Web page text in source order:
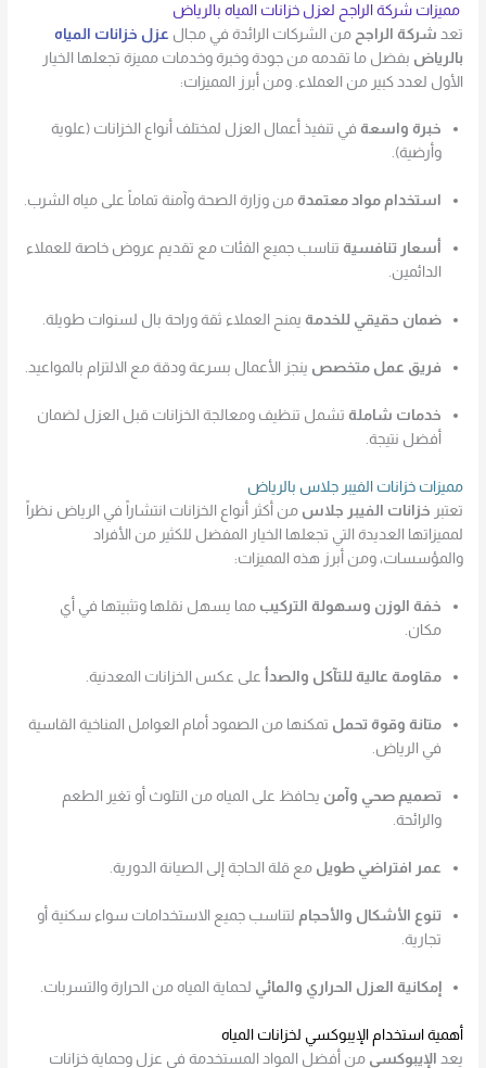
مميزات شركة الراجح لعزل خزانات المياه بالرياض
تعد شركة الراجح من الشركات الرائدة في مجال عزل خزانات المياه
بالرياض بفضل ما تقدمه من جودة وخبرة وخدمات مميزة تجعلها الخيار
الأول لعدد كبير من العملاء. ومن أبرز المميزات:
خبرة واسعة في تنفيذ أعمال العزل لمختلف أنواع الخزانات (علوية
وأرضية).
استخدام مواد معتمدة من وزارة الصحة وآمنة تماماً على مياه الشرب.
أسعار تنافسية تناسب جميع الفئات مع تقديم عروض خاصة للعملاء
الدائمين.
ضمان حقيقي للخدمة يمنح العملاء ثقة وراحة بال لسنوات طويلة.
فريق عمل متخصص ينجز الأعمال بسرعة ودقة مع الالتزام بالمواعيد.
خدمات شاملة تشمل تنظيف ومعالجة الخزانات قبل العزل لضمان
أفضل نتيجة.
مميزات خزانات الفيبر جلاس بالرياض
تعتبر خزانات الفيبر جلاس من أكثر أنواع الخزانات انتشاراً في الرياض نظراً
لمميزاتها العديدة التي تجعلها الخيار المفضل للكثير من الأفراد
والمؤسسات، ومن أبرز هذه المميزات:
خفة الوزن وسهولة التركيب مما يسهل نقلها وتثبيتها في أي
مكان.
مقاومة عالية للتآكل والصدأ على عكس الخزانات المعدنية.
متانة وقوة تحمل تمكنها من الصمود أمام العوامل المناخية القاسية
في الرياض.
تصميم صحي وآمن يحافظ على المياه من التلوث أو تغير الطعم
والرائحة.
عمر افتراضي طويل مع قلة الحاجة إلى الصيانة الدورية.
تنوع الأشكال والأحجام
لتناسب جميع الاستخدامات سواء سكنية أو
تجارية.
إمكانية العزل الحراري والمائي لحماية المياه من الحرارة والتسربات.
أهمية استخدام الإيبوكسي لخزانات المياه
يعد الإيبوكسي من أفضل المواد المستخدمة في عزل وحماية خزانات